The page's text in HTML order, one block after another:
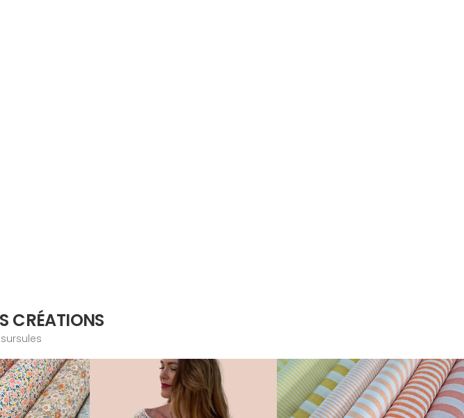
CRÉATIONS